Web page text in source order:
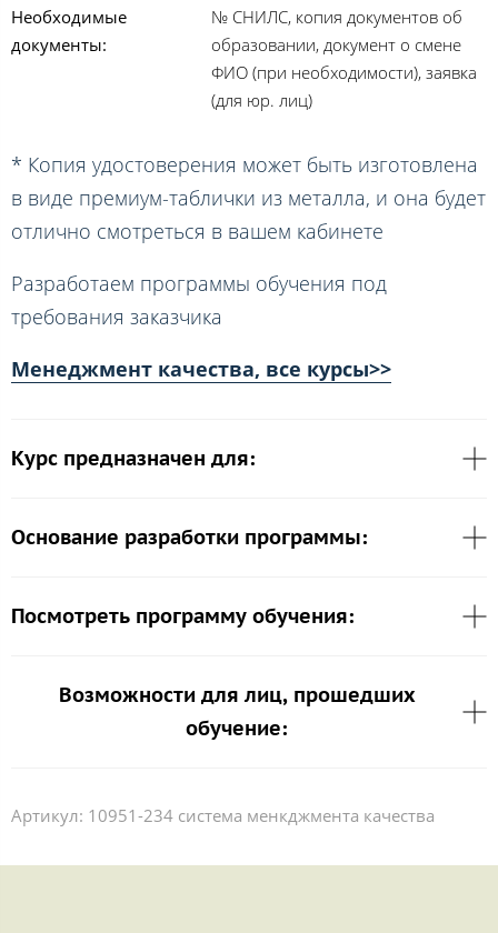
Необходимые
документы:
№ СНИЛС, копия документов об
образовании, документ о смене
ФИО (при необходимости), заявка
(для юр. лиц)
* Копия удостоверения может быть изготовлена
в виде премиум-таблички из металла, и она будет
отлично смотреться в вашем кабинете
Разработаем программы обучения под
требования заказчика
Менеджмент качества, все курсы>>
Курс предназначен для:
Основание разработки программы:
Посмотреть программу обучения:
Возможности для лиц, прошедших
обучение:
Артикул: 10951-234 система менкджмента качества